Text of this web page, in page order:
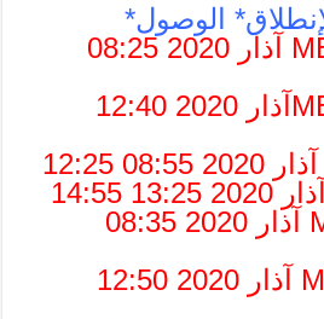
الوصول*
الرياض ME424 14 آذار 2020 08:25
الرياض ME425 14آذار 2020 12:40
الدمامME442 16 آذار 2020 08:35
الدمام ME443 16 آذار 2020 12:50